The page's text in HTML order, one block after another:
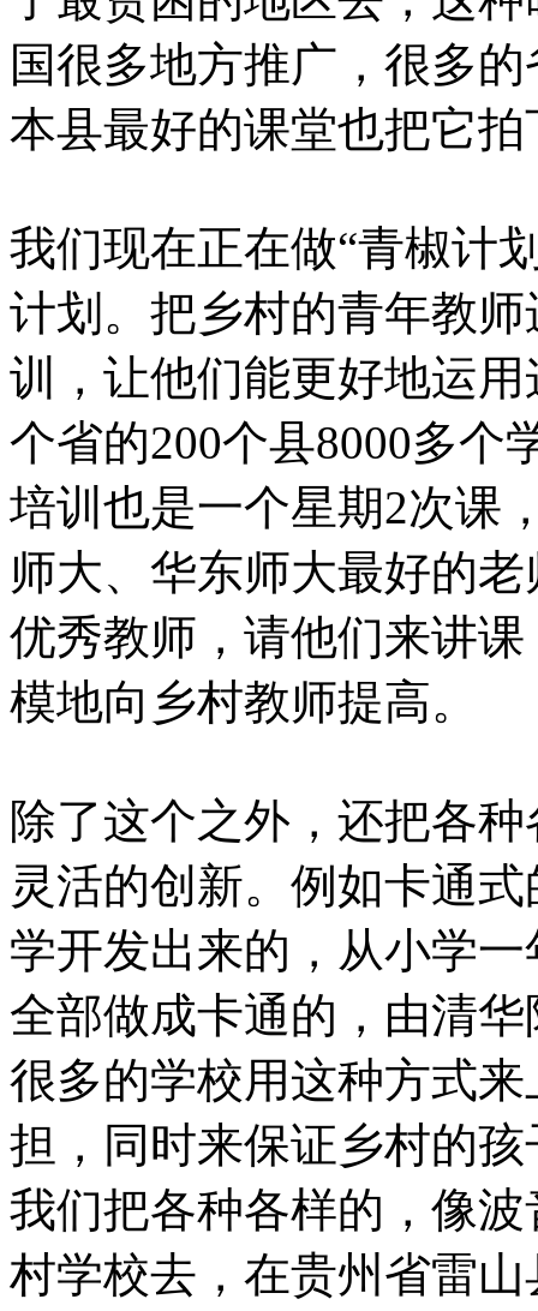
国很多地方推广，很多
本县最好的课堂也把它
我们现在正在做“青椒计
计划。把乡村的青年教
训，让他们能更好地运
个省的200个县8000多个
培训也是一个星期2次课
师大、华东师大最好的
优秀教师，请他们来讲
模地向乡村教师提高。
除了这个之外，还把各
灵活的创新。例如卡通
学开发出来的，从小学
全部做成卡通的，由清
很多的学校用这种方式
担，同时来保证乡村的
我们把各种各样的，像
村学校去，在贵州省雷